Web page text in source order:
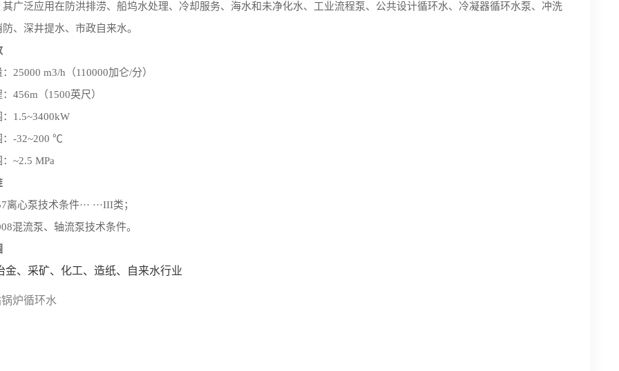
其广泛应用在防洪排涝、船坞水处理、冷却服务、海水和未净化水、工业流程泵、公共设计循环水、冷凝器循环水泵、 冲洗
、深井提水、市政自来水。
25000 m3/h（110000加仑/分）
456m（1500英尺）
1.5~3400kW
：-32~200 ℃
~2.5 MPa
离心泵技术条件··· ···III类；
混流泵、轴流泵技术条件。
金、采矿、化工、造纸、自来水行业
炉循环水